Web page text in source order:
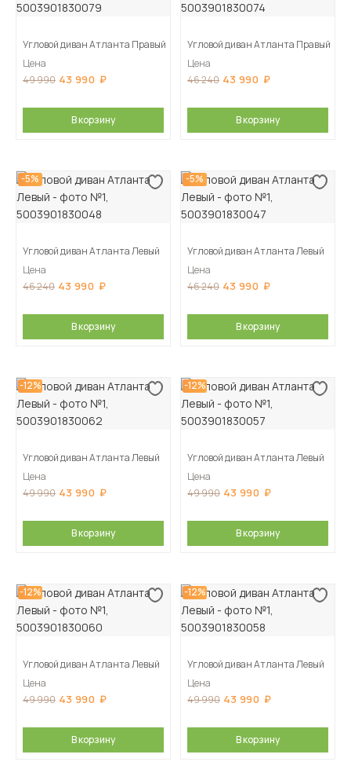
Угловой диван Атланта Правый
Цена
49 990 43 990
В корзину
Угловой диван Атланта Правый
Цена
46 240 43 990
В корзину
-5%
Угловой диван Атланта Левый
Цена
46 240 43 990
В корзину
-5%
Угловой диван Атланта Левый
Цена
46 240 43 990
В корзину
-12%
Угловой диван Атланта Левый
Цена
49 990 43 990
В корзину
-12%
Угловой диван Атланта Левый
Цена
49 990 43 990
В корзину
-12%
Угловой диван Атланта Левый
Цена
49 990 43 990
В корзину
-12%
Угловой диван Атланта Левый
Цена
49 990 43 990
В корзину